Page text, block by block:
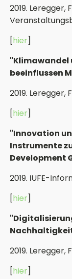
2019. Leregger,
[hier]
"Klimawandel
beeinflussen
2019. Leregger,
[hier]
"Innovation
Instrumente
Development
2019. IUFE-
[hier]
2019. Leregger,
[hier]